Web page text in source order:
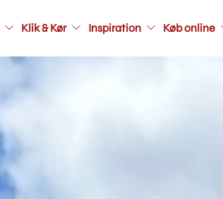
Klik & Kør Inspiration Køb online